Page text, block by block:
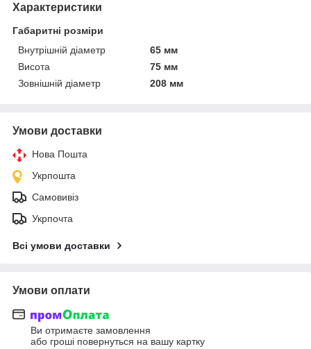
Характеристики
Габаритні розміри
Внутрішній діаметр
65 мм
Висота
75 мм
Зовнішній діаметр
208 мм
Умови доставки
Нова Пошта
Укрпошта
Самовивіз
Укрпочта
Всі умови доставки
Умови оплати
Ви отримаєте замовлення
або гроші повернуться на вашу картку